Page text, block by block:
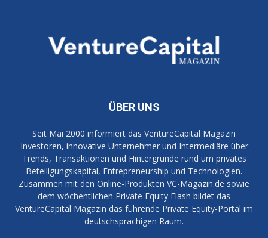
ÜBER UNS
Seit Mai 2000 informiert das VentureCapital Magazin
Investoren, innovative Unternehmer und Intermediäre über
Trends, Transaktionen und Hintergründe rund um privates
Beteiligungskapital, Entrepreneurship und Technologien.
Zusammen mit den Online-Produkten VC-Magazin.de sowie
dem wöchentlichen Private Equity Flash bildet das
VentureCapital Magazin das führende Private Equity-Portal im
deutschsprachigen Raum.